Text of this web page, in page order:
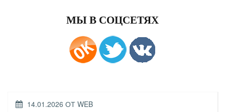
МЫ В СОЦСЕТЯХ
ОПУБЛИКОВАНО
14.01.2026 ОТ WEB